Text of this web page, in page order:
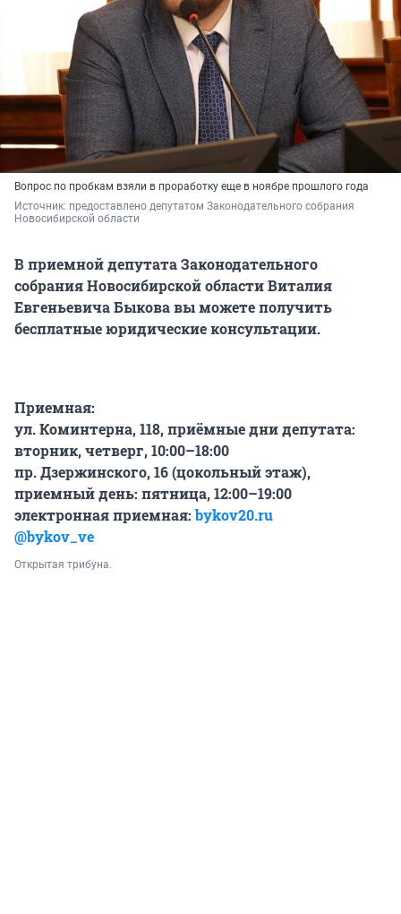
Вопрос по пробкам взяли в проработку еще в ноябре прошлого года
Источник: предоставлено депутатом Законодательного собрания
Новосибирской области
В приемнойдепутатаЗаконодательного
собрания Новосибирской области Виталия
Евгеньевича Быкова вы можете получить
бесплатные юридические консультации.
Приемная:
ул. Коминтерна, 118, приёмные дни депутата:
вторник, четверг, 10:00–18:00
пр. Дзержинского, 16 (цокольный этаж),
приемный день: пятница, 12:00–19:00
электронная приемная:bykov20.ru
@bykov_ve
Открытая трибуна.